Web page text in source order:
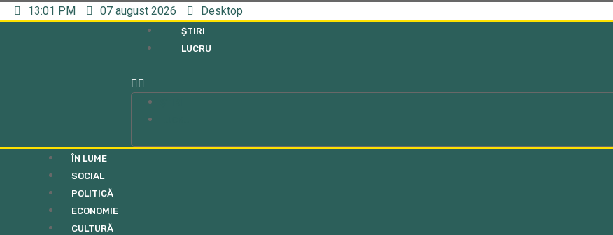
13:01 PM 07 august 2026 Desktop
ȘTIRI
LUCRU
ÎN LUME
SOCIAL
POLITICĂ
ECONOMIE
CULTURĂ